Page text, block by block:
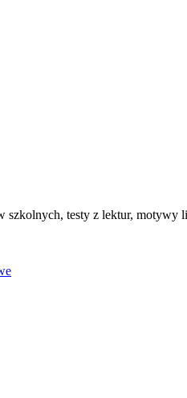
szkolnych, testy z lektur,